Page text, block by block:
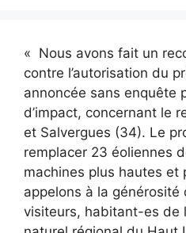
« Nous avons fait un
contre l’autorisation du
annoncée sans enquête
d’impact, concernant le
et Salvergues (34). Le
remplacer 23 éoliennes
machines plus hautes et
appelons à la générosité
visiteurs, habitant-es de